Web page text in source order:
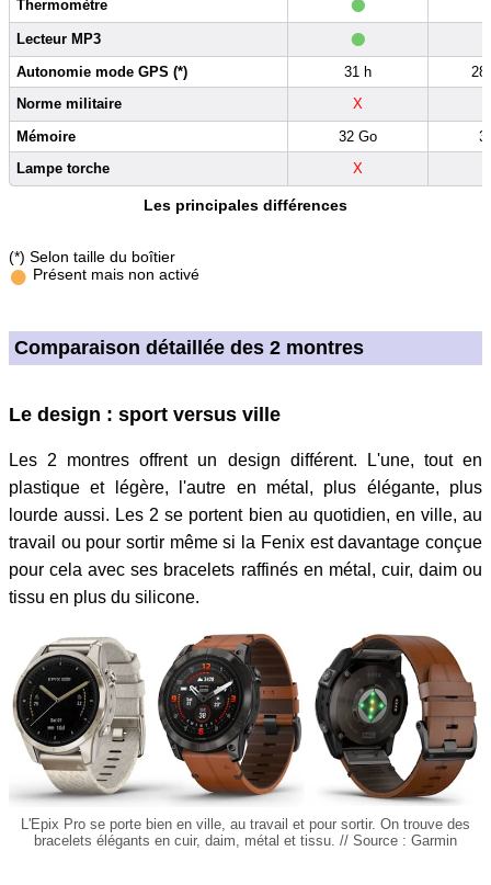
Thermomètre
Lecteur MP3 •
Autonomie mode GPS (*) 31 h
28
Norme militaire
X
Mémoire 32 Go
Lampe torche
X
Les principales différences
(*) Selon taille du boîtier
• Présent mais non activé
Comparaison détaillée des 2 montres
Le design : sport versus ville
Les 2 montres offrent un design différent. L'une, tout en
plastique et légère, l'autre en métal, plus élégante, plus
lourde aussi. Les 2 se portent bien au quotidien, en ville, au
travail ou pour sortir même si la Fenix est davantage conçue
pour cela avec ses bracelets raffinés en métal, cuir, daim ou
tissu en plus du silicone.
L'Epix Pro se porte bien en ville, au travail et pour sortir. On trouve des
bracelets élégants en cuir, daim, métal et tissu. // Source : Garmin